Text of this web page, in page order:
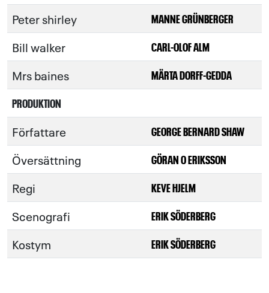
Peter shirley MANNE GRÜNBERGER
Bill walker CARL-OLOF ALM
Mrs baines
MÄRTA DORFF-GEDDA
PRODUKTION
Författare GEORGE BERNARD SHAW
Översättning GÖRAN O ERIKSSON
Regi KEVE HJELM
Scenografi ERIK SÖDERBERG
Kostym ERIK SÖDERBERG